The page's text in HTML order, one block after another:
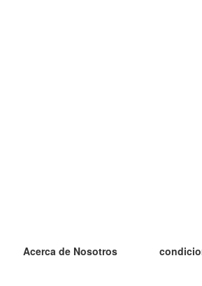
Acerca de Nosotros